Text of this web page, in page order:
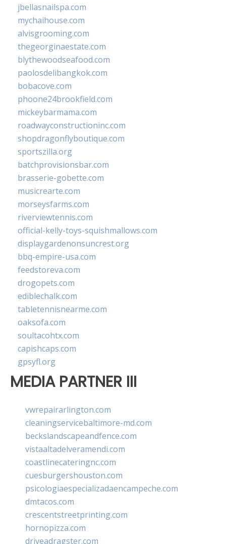
jbellasnailspa.com
mychaihouse.com
alvisgrooming.com
thegeorginaestate.com
blythewoodseafood.com
paolosdelibangkok.com
bobacove.com
phoone24brookfield.com
mickeybarmama.com
roadwayconstructioninc.com
shopdragonflyboutique.com
sportszilla.org
batchprovisionsbar.com
brasserie-gobette.com
musicrearte.com
morseysfarms.com
riverviewtennis.com
official-kelly-toys-squishmallows.com
displaygardenonsuncrest.org
bbq-empire-usa.com
feedstoreva.com
drogopets.com
ediblechalk.com
tabletennisnearme.com
oaksofa.com
soultacohtx.com
capishcaps.com
gpsyfl.org
MEDIA PARTNER III
vwrepairarlington.com
cleaningservicebaltimore-md.com
beckslandscapeandfence.com
vistaaltadelveramendi.com
coastlinecateringnc.com
cuesburgershouston.com
psicologiaespecializadaencampeche.com
dmtacos.com
crescentstreetprinting.com
hornopizza.com
driveadragster.com